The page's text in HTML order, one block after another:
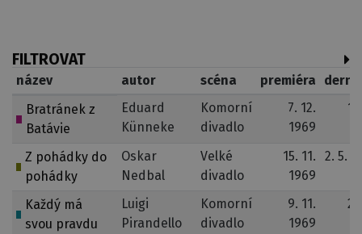
FILTROVAT
název autor scéna premiéra
Bratránek z
Batávie
Eduard
Künneke
Komorní
divadlo
7. 12.
1969
Z pohádky do
pohádky
Oskar
Nedbal
Velké
divadlo
15. 11.
1969
2. 5.
Každý má
svou pravdu
Luigi
Pirandello
Komorní
divadlo
9. 11.
1969